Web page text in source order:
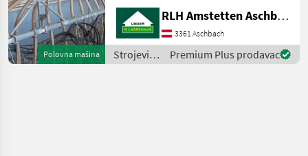
Polovna mašina
navodnjavanje Cisterne za
gnojnicu
RLH Amstetten Aschbach
3361 Aschbach
Strojevi
za
Premium Plus prodavac